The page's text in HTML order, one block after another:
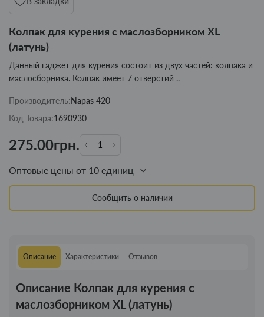
Колпак для курения с маслозборником XL
(латунь)
Данный гаджет для курения состоит из двух частей: колпака и
маслосборника. Колпак имеет 7 отверстий ..
Производитель:Napas 420
Код Товара:1690930
275.00грн.
Оптовые цены от 10 единиц
Сообщить о наличии
Описание Характеристики Отзывов
Описание Колпак для курения с
маслозборником XL (латунь)